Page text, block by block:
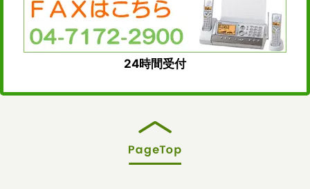
24時間受付